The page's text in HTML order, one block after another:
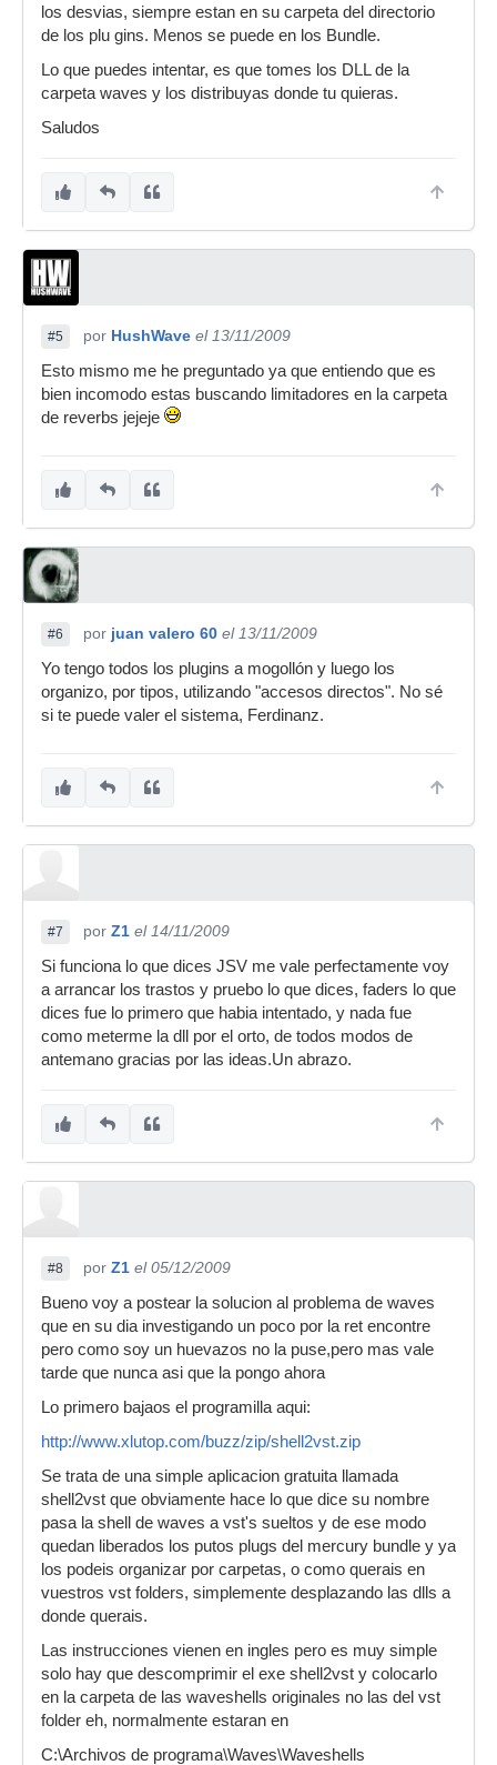
los desvias, siempre estan en su carpeta del directorio
de los plu gins. Menos se puede en los Bundle.
Lo que puedes intentar, es que tomes los DLL de la
carpeta waves y los distribuyas donde tu quieras.
Saludos
#5 por HushWave el 13/11/2009
Esto mismo me he preguntado ya que entiendo que es
bien incomodo estas buscando limitadores en la carpeta
de reverbs jejeje
#6 por juan valero 60 el 13/11/2009
Yo tengo todos los plugins a mogollón y luego los
organizo, por tipos, utilizando "accesos directos". No sé
si te puede valer el sistema, Ferdinanz.
#7 por Z1 el 14/11/2009
Si funciona lo que dices JSV me vale perfectamente voy
a arrancar los trastos y pruebo lo que dices, faders lo que
dices fue lo primero que habia intentado, y nada fue
como meterme la dll por el orto, de todos modos de
antemano gracias por las ideas.Un abrazo.
#8 por Z1 el 05/12/2009
Bueno voy a postear la solucion al problema de waves
que en su dia investigando un poco por la ret encontre
pero como soy un huevazos no la puse,pero mas vale
tarde que nunca asi que la pongo ahora
Lo primero bajaos el programilla aqui:
http://www.xlutop.com/buzz/zip/shell2vst.zip
Se trata de una simple aplicacion gratuita llamada
shell2vst que obviamente hace lo que dice su nombre
pasa la shell de waves a vst's sueltos y de ese modo
quedan liberados los putos plugs del mercury bundle y ya
los podeis organizar por carpetas, o como querais en
vuestros vst folders, simplemente desplazando las dlls a
donde querais.
Las instrucciones vienen en ingles pero es muy simple
solo hay que descomprimir el exe shell2vst y colocarlo
en la carpeta de las waveshells originales no las del vst
folder eh, normalmente estaran en
C:\Archivos de programa\Waves\Waveshells